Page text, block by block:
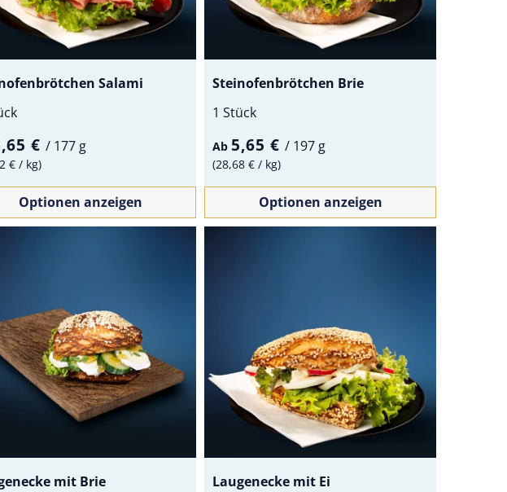
Salami
€ / 177 g
€ / kg
Optionen anzeigen
Steinofenbrötchen Brie
1 Stück
Ab 5,65 €/ 197 g
28,68 €/ kg
Optionen anzeigen
mit Brie
Laugenecke mit Ei